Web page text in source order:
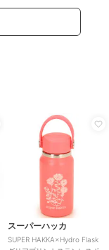
スーパーハッカ
SUPER HAKKA×Hydro Flask